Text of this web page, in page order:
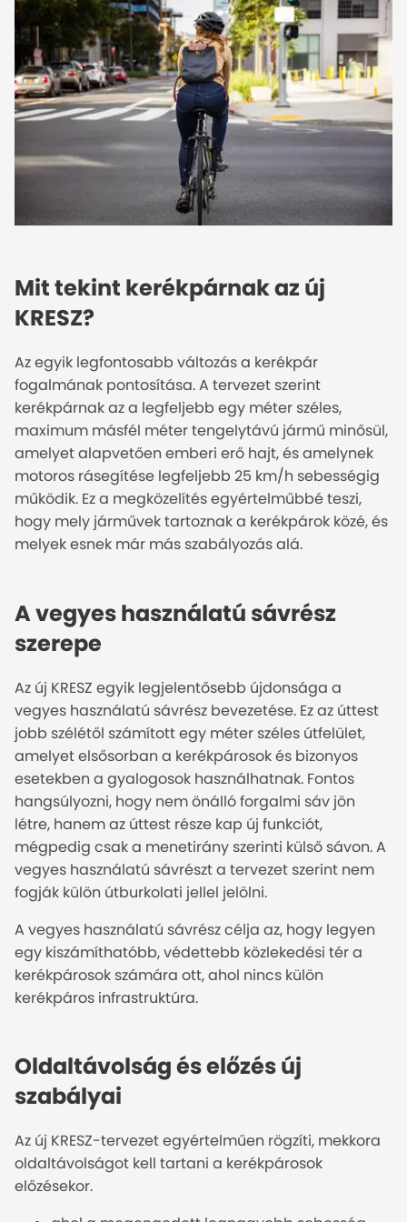
Mit tekint kerékpárnak az új
KRESZ?
Az egyik legfontosabb változás a kerékpár
fogalmának pontosítása. A tervezet szerint
kerékpárnak az a legfeljebb egy méter széles,
maximum másfél méter tengelytávú jármű minősül,
amelyet alapvetően emberi erő hajt, és amelynek
motoros rásegítése legfeljebb 25 km/h sebességig
működik. Ez a megközelítés egyértelműbbé teszi,
hogy mely járművek tartoznak a kerékpárok közé, és
melyek esnek már más szabályozás alá.
A vegyes használatú sávrész
szerepe
Az új KRESZ egyik legjelentősebb újdonsága a
vegyes használatú sávrész bevezetése. Ez az úttest
jobb szélétől számított egy méter széles útfelület,
amelyet elsősorban a kerékpárosok és bizonyos
esetekben a gyalogosok használhatnak. Fontos
hangsúlyozni, hogy nem önálló forgalmi sáv jön
létre, hanem az úttest része kap új funkciót,
mégpedig csak a menetirány szerinti külső sávon. A
vegyes használatú sávrészt a tervezet szerint nem
fogják külön útburkolati jellel jelölni.
A vegyes használatú sávrész célja az, hogy legyen
egy kiszámíthatóbb, védettebb közlekedési tér a
kerékpárosok számára ott, ahol nincs külön
kerékpáros infrastruktúra.
Oldaltávolság és előzés új
szabályai
Az új KRESZ-tervezet egyértelműen rögzíti, mekkora
oldaltávolságot kell tartani a kerékpárosok
előzésekor.